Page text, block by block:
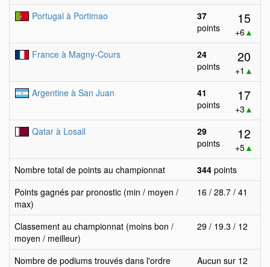
Portugal à Portimao
37
points
15
+6▲
France à Magny-Cours
24
points
20
+1 ▲
Argentine à San Juan
41
points
17
+3 ▲
Qatar à Losail
29
points
12
+5▲
Nombre total de points au championnat
344 points
Points gagnés par pronostic (min / moyen /
max)
16 / 28.7 / 41
Classement au championnat (moins bon /
moyen / meilleur)
29 / 19.3 / 12
Nombre de podiums trouvés dans l'ordre Aucun sur 12